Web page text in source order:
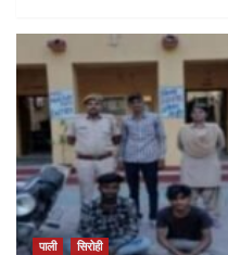
पाली सिरोही